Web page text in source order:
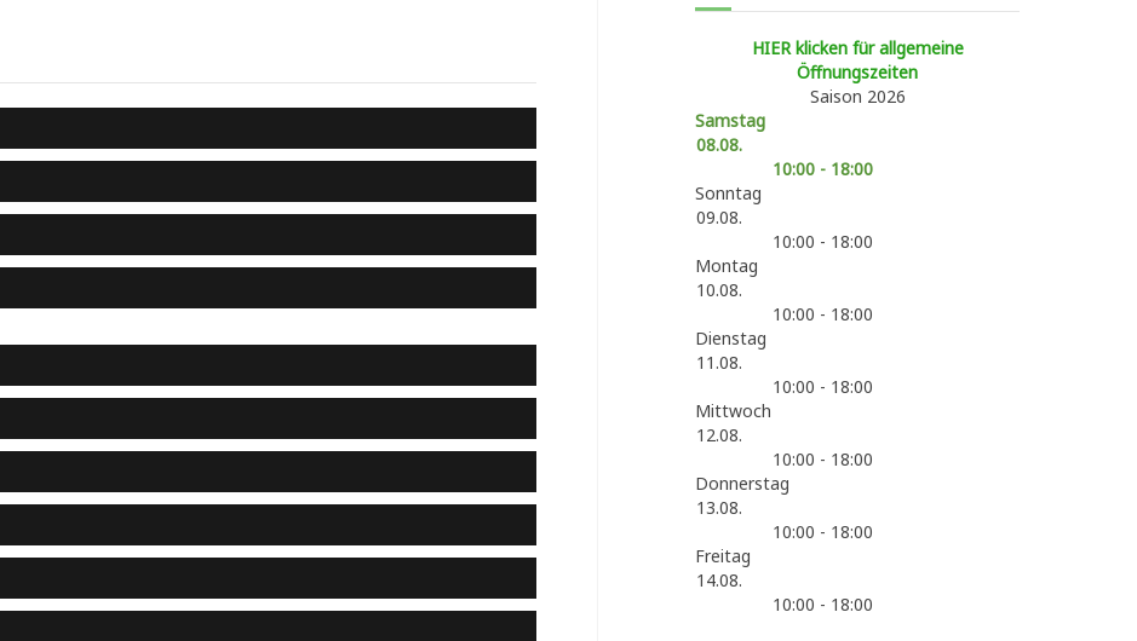
HIER klicken für allgemeine
Öffnungszeiten
Saison 2026
Samstag
08.08.
10:00 - 18:00
Sonntag
09.08.
10:00 - 18:00
Montag
10.08.
10:00 - 18:00
Dienstag
11.08.
10:00 - 18:00
Mittwoch
12.08.
10:00 - 18:00
Donnerstag
13.08.
10:00 - 18:00
Freitag
14.08.
10:00 - 18:00